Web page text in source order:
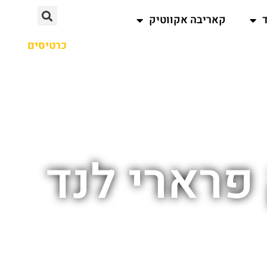
קאריבה אקווטיק
כרטיסים
לנד